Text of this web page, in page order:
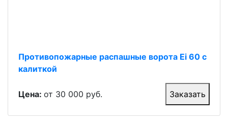
Противопожарные распашные ворота Ei 60 с
калиткой
Цена: от 30 000 руб. Заказать